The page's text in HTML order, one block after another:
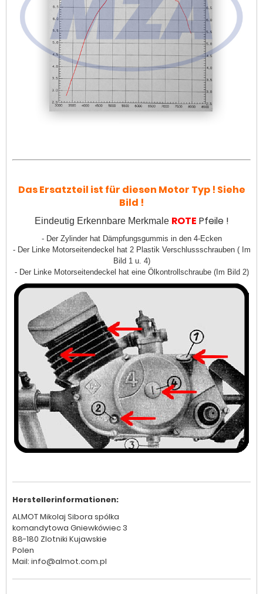
Das Ersatzteil ist für diesen Motor Typ ! Siehe
Bild !
Eindeutig Erkennbare Merkmale ROTE Pfeile !
- Der Zylinder hat Dämpfungsgummis in den 4-Ecken
- Der Linke Motorseitendeckel hat 2 Plastik Verschlussschrauben ( Im
Bild 1 u. 4)
- Der Linke Motorseitendeckel hat eine Ölkontrollschraube (Im Bild 2)
Herstellerinformationen:
ALMOT Mikolaj Sibora spólka
komandytowa Gniewkówiec 3
88-180 Zlotniki Kujawskie
Polen
Mail: info@almot.com.pl